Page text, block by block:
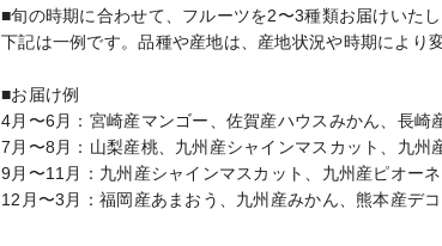
■旬の時期に合わせて、フルーツを2〜3種類お届けいたし
下記は一例です。品種や産地は、産地状況や時期により
■お届け例
4月〜6月：宮崎産マンゴー、佐賀産ハウスみかん、長
7月〜8月：山梨産桃、九州産シャインマスカット、九
9月〜11月：九州産シャインマスカット、九州産ピオー